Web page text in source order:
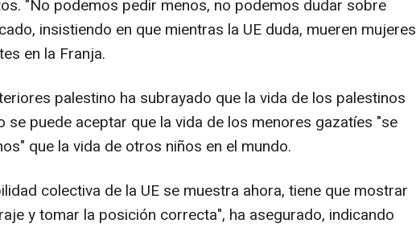
"No podemos pedir menos, no podemos dudar sobre
insistiendo en que mientras la UE duda, mueren mujeres
en la Franja.
palestino ha subrayado que la vida de los palestinos
se puede aceptar que la vida de los menores gazatíes "se
que la vida de otros niños en el mundo.
colectiva de la UE se muestra ahora, tiene que mostrar
y tomar la posición correcta", ha asegurado, indicando